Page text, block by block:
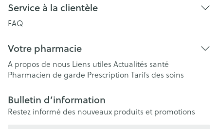
Service à la clientèle
FAQ
Votre pharmacie
A propos de nous Liens utiles Actualités santé
Pharmacien de garde Prescription Tarifs des soins
Bulletin d’information
Restez informé des nouveaux produits et promotions